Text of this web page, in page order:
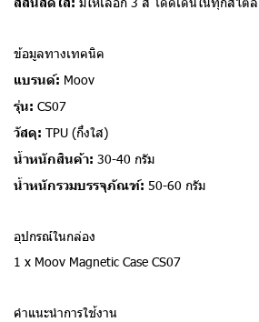
ข้อมูลทางเทคนิค
แบรนด์: Moov
รุ่น: CS07
วัสดุ: TPU (กึ่งใส)
น้ำหนักสินค้า: 30-40 กรัม
น้ำหนักรวมบรรจุภัณฑ์: 50-60 กรัม
อุปกรณ์ในกล่อง
1 x Moov Magnetic Case CS07
คำแนะนำการใช้งาน